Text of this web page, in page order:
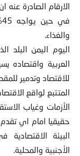
والغذاء.
اليوم اليمن البلد
العربية
للاقتصاد وتدمير
المتتبع لواقع
الأزمات وغياب
حقيقيا امام اي تقدم
البيئة
الأجنبية والمحلية.